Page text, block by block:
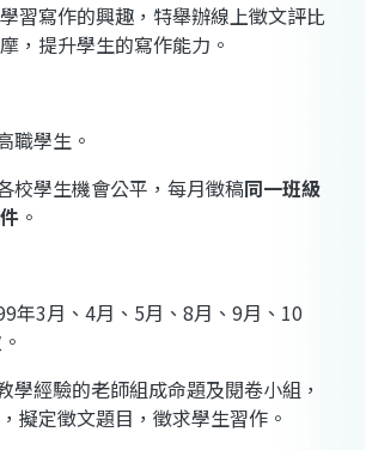
習寫作的興趣，特舉辦線上徵文評比
，提升學生的寫作能力。
職學生。
校學生機會公平，每月徵稿同一班級
。
年3月、 4月、 5月、 8月、 9月、 10
學經驗的老師組成命題及閱卷小組，
擬定徵文題目，徵求學生習作。